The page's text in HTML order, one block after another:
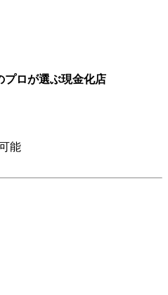
プロが選ぶ現金化店
能